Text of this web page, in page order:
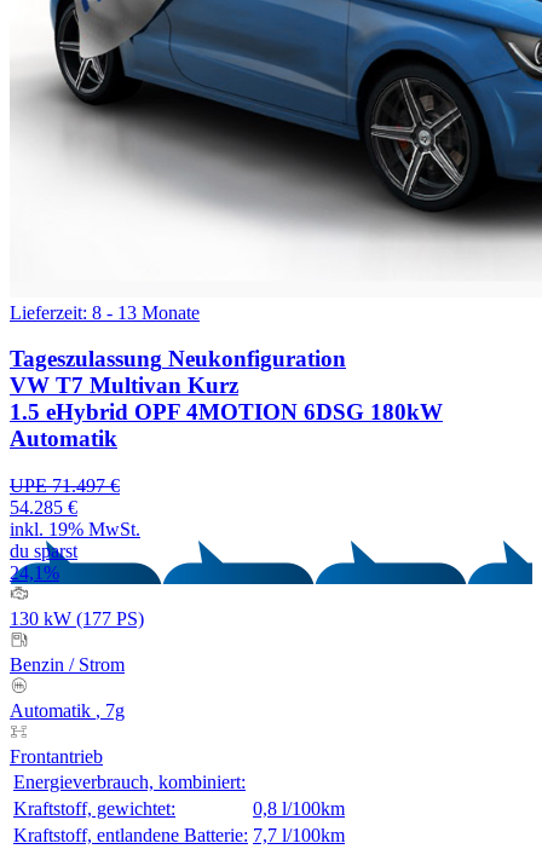
Lieferzeit: 8 - 13 Monate
Tageszulassung Neukonfiguration
VW T7 Multivan Kurz
1.5 eHybrid OPF 4MOTION 6DSG 180kW
Automatik
UPE 71.497 €
54.285 €
inkl. 19% MwSt.
du sparst
24,1%
130 kW (177 PS)
Benzin / Strom
Automatik , 7g
Frontantrieb
Energieverbrauch, kombiniert:
Kraftstoff, gewichtet:
0,8 l/100km
Kraftstoff, entlandene Batterie: 7,7 l/100km